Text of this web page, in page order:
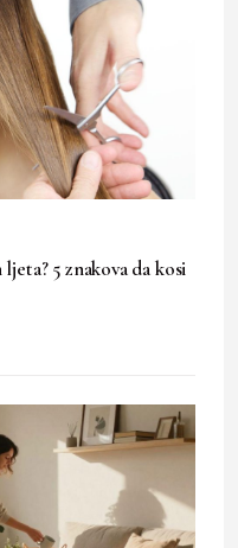
5 znakova da kosi